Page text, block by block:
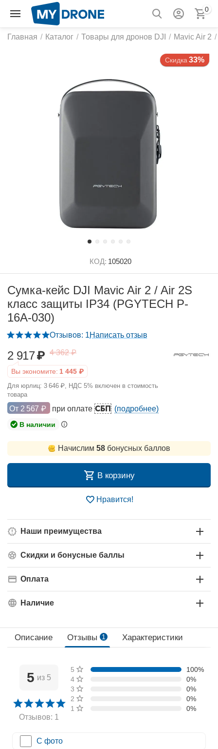
0
Главная / Каталог / Товары для дронов DJI / Mavic Air 2 /
Скидка 33%
КОД: 105020
Сумка-кейс DJI Mavic Air 2 / Air 2S
класс защиты IP34 (PGYTECH P-
16A-030)
Отзывов: 1Написать отзыв
2 917₽ 4 362 ₽
Вы экономите: 1 445 ₽
Для юрлиц: 3 646 ₽, НДС 5% включен в стоимость
товара
От 2 567 ₽ при оплате СБП (подробнее)
В наличии
Начислим 58бонусных баллов
В корзину
Нравится!
Наши преимущества
Скидки и бонусные баллы
Оплата
Наличие
Описание Отзывы 1 Характеристики
5 из 5
Отзывов: 1
5 звёзд
100%
4 звезды
0%
3 звезды
0%
2 звезды
0%
1 звезда
0%
С фото